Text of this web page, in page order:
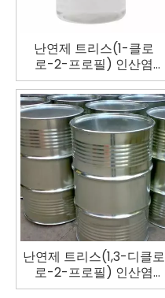
난연제 트리스(1-클로
로-2-프로필) 인산염
TCPP
난연제 트리스(1,3-디클로
로-2-프로필) 인산염
TDCP